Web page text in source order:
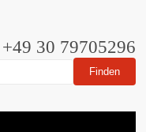
+49 30 79705296